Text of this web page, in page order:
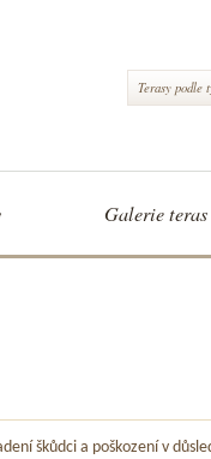
Terasy podle
Galerie teras
škůdci a poškození v